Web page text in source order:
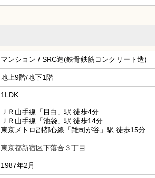
マンション / SRC造(鉄骨鉄筋コンクリート造)
地上9階/地下1階
1LDK
ＪＲ山手線「目白」駅 徒歩4分
ＪＲ山手線「池袋」駅 徒歩14分
東京メトロ副都心線「雑司が谷」駅 徒歩15分
東京都新宿区下落合３丁目
1987年2月